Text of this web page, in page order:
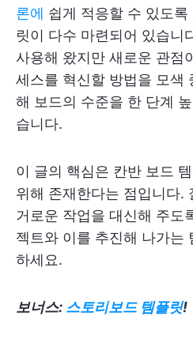
론에 쉽게 적응할 수 있도
릿이 다수 마련되어 있습니
사용해 왔지만 새로운 관점
세스를 혁신할 방법을 모색
해 보드의 수준을 한 단계
습니다.
이 글의 핵심은 칸반 보드
위해 존재한다는 점입니다.
거로운 작업을 대신해 주도
젝트와 이를 추진해 나가는
하세요.
보너스: 스토리보드 템플릿!